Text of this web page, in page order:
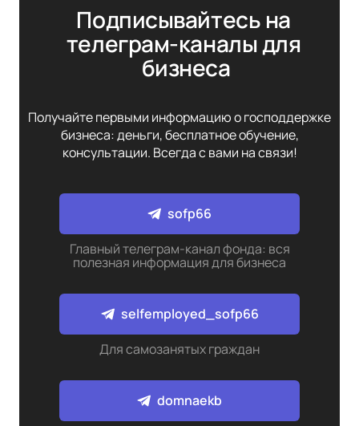
Подписывайтесь на
телеграм-каналы для
бизнеса
Получайте первыми информацию о господдержке
бизнеса: деньги, бесплатное обучение,
консультации. Всегда с вами на связи!
sofp66
Главный телеграм-канал фонда: вся
полезная информация для бизнеса
selfemployed_sofp66
Для самозанятых граждан
domnaekb